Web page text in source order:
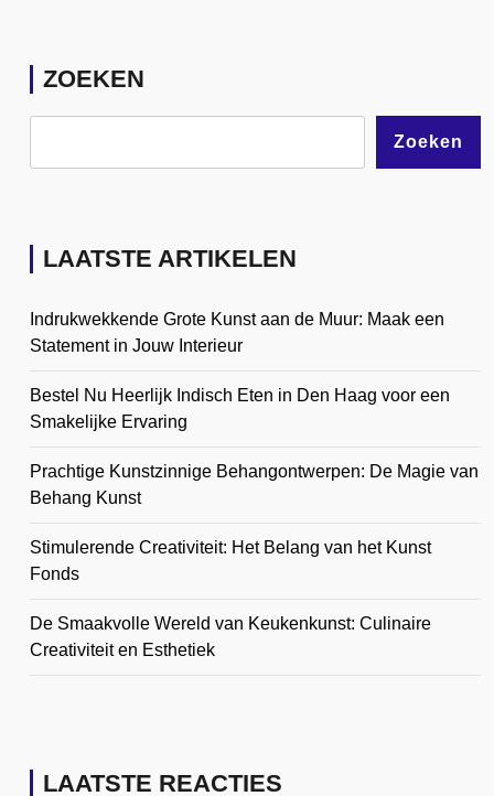
ZOEKEN
Zoeken
LAATSTE ARTIKELEN
Indrukwekkende Grote Kunst aan de Muur: Maak een
Statement in Jouw Interieur
Bestel Nu Heerlijk Indisch Eten in Den Haag voor een
Smakelijke Ervaring
Prachtige Kunstzinnige Behangontwerpen: De Magie van
Behang Kunst
Stimulerende Creativiteit: Het Belang van het Kunst
Fonds
De Smaakvolle Wereld van Keukenkunst: Culinaire
Creativiteit en Esthetiek
LAATSTE REACTIES